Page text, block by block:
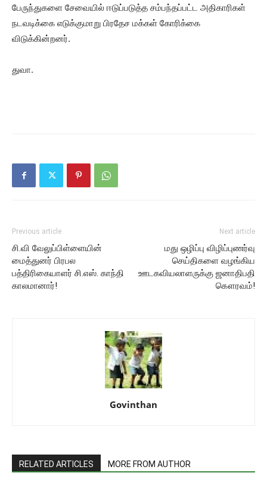
பேருந்துகளை சேவையில் ஈடுப்படுத்த சம்பந்தப்பட்ட அதிகாரிகள்
நடவடிக்கை எடுக்குமாறு பிரதேச மக்கள் கோரிக்கை
விடுக்கின்றனர்.
துவா.
Previous article
சி.வி வேலுப்பிள்ளையின்
மைத்துனர் பிரபல
பத்திரிகையாளர் சி.எஸ். காந்தி
காலமானார்!
Next article
மது ஒழிப்பு விழிப்புணர்வு
செய்திகளை வழங்கிய
ஊடகவியலாளருக்கு ஜனாதிபதி
கௌரவம்!
Govinthan
RELATED ARTICLES MORE FROM AUTHOR